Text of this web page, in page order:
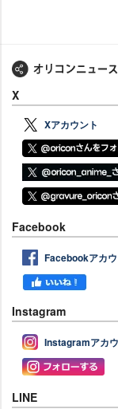
X
Xアカウント
Facebook
Facebookアカウ
Instagram
Instagramアカ
LINE